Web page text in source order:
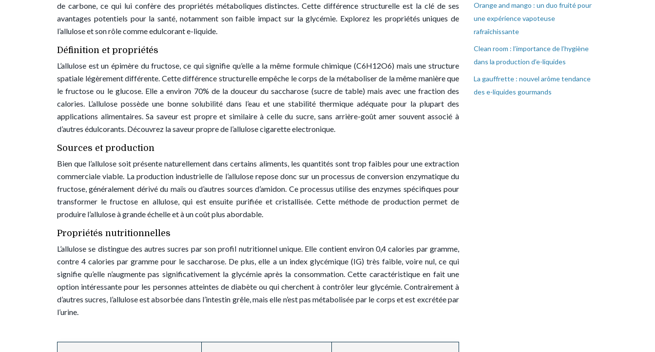
de carbone, ce qui lui confère des propriétés métaboliques distinctes. Cette différence structurelle est la clé de ses
avantages potentiels pour la santé, notamment son faible impact sur la glycémie. Explorez les propriétés uniques de
l’allulose et son rôle comme edulcorant e-liquide.
Définition et propriétés
L’allulose est un épimère du fructose, ce qui signifie qu’elle a la même formule chimique (C6H12O6) mais une structure
spatiale légèrement différente. Cette différence structurelle empêche le corps de la métaboliser de la même manière que
le fructose ou le glucose. Elle a environ 70% de la douceur du saccharose (sucre de table) mais avec une fraction des
calories. L’allulose possède une bonne solubilité dans l’eau et une stabilité thermique adéquate pour la plupart des
applications alimentaires. Sa saveur est propre et similaire à celle du sucre, sans arrière-goût amer souvent associé à
d’autres édulcorants. Découvrez la saveur propre de l’allulose cigarette electronique.
Sources et production
Bien que l’allulose soit présente naturellement dans certains aliments, les quantités sont trop faibles pour une extraction
commerciale viable. La production industrielle de l’allulose repose donc sur un processus de conversion enzymatique du
fructose, généralement dérivé du maïs ou d’autres sources d’amidon. Ce processus utilise des enzymes spécifiques pour
transformer le fructose en allulose, qui est ensuite purifiée et cristallisée. Cette méthode de production permet de
produire l’allulose à grande échelle et à un coût plus abordable.
Propriétés nutritionnelles
L’allulose se distingue des autres sucres par son profil nutritionnel unique. Elle contient environ 0,4 calories par gramme,
contre 4 calories par gramme pour le saccharose. De plus, elle a un index glycémique (IG) très faible, voire nul, ce qui
signifie qu’elle n’augmente pas significativement la glycémie après la consommation. Cette caractéristique en fait une
option intéressante pour les personnes atteintes de diabète ou qui cherchent à contrôler leur glycémie. Contrairement à
d’autres sucres, l’allulose est absorbée dans l’intestin grêle, mais elle n’est pas métabolisée par le corps et est excrétée par
l’urine.
Orange and mango : un duo fruité pour
une expérience vapoteuse
rafraîchissante
Clean room : l’importance de l’hygiène
dans la production d’e-liquides
La gauffrette : nouvel arôme tendance
des e-liquides gourmands